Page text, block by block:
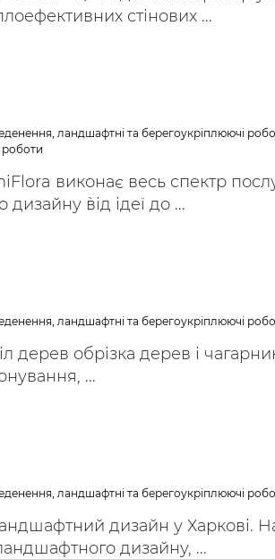
стінових ...
ландшафтні та берегоукріплюючі
виконає весь спектр
`від ідеї до ...
ландшафтні та берегоукріплюючі
дерев обрізка дерев і
...
ландшафтні та берегоукріплюючі
дизайн у Харкові.
дизайну, ...